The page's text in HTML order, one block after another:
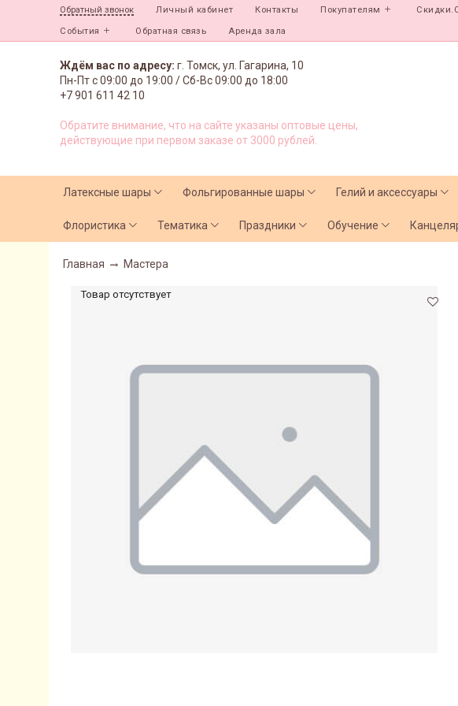
Обратный звонок Личный кабинет Контакты Покупателям
События Обратная связь Аренда зала
Ждём вас по адресу: г. Томск, ул. Гагарина, 10
Пн-Пт с09:00 до 19:00 /Сб-Вс 09:00 до 18:00
+7 901 611 42 10
Обратите внимание, что на сайте указаны оптовые цены,
действующие при первом заказе от 3000 рублей.
Латексные шары Фольгированные шары Гелий и аксессуары
Флористика Тематика Праздники Обучение
Главная Мастера
Товар отсутствует